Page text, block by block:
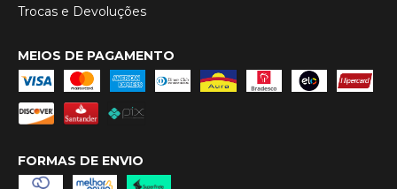
Trocas e Devoluções
MEIOS DE PAGAMENTO
FORMAS DE ENVIO